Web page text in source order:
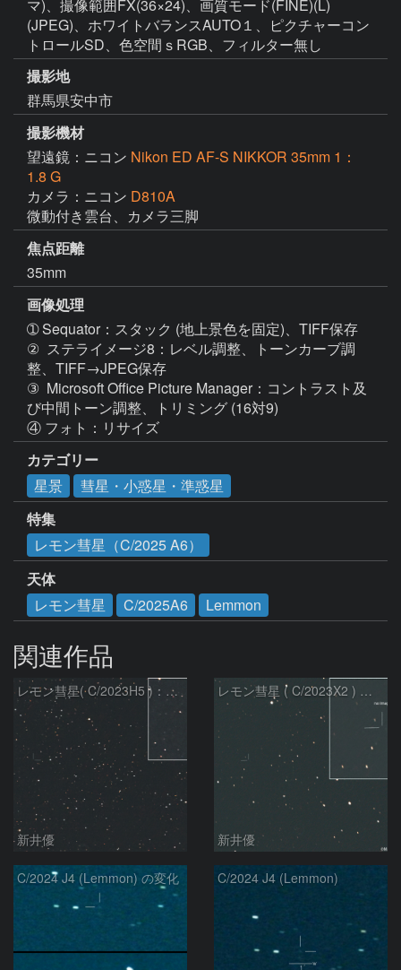
マ)、撮像範囲FX(36×24)、画質モード(FINE)(L)
(JPEG)、ホワイトバランスAUTO１、ピクチャーコン
トロールSD、色空間ｓRGB、フィルター無し
撮影地
群馬県安中市
撮影機材
望遠鏡：ニコン Nikon ED AF-S NIKKOR 35mm 1：
1.8 G
カメラ：ニコン D810A
微動付き雲台、カメラ三脚
焦点距離
35mm
画像処理
➀ Sequator：スタック (地上景色を固定)、TIFF保存
②  ステライメージ8：レベル調整、トーンカーブ調
整、TIFF→JPEG保存
③  Microsoft Office Picture Manager：コントラスト及
び中間トーン調整、トリミング (16対9)
カテゴリー
星景
彗星・小惑星・準惑星
特集
レモン彗星（C/2025 A6）
天体
レモン彗星
C/2025A6 Lemmon
関連作品
レモン彗星( C/2023H5 )：2026/05/20
新井優
レモン彗星 ( C/2023X2 ) の予報位置：2026/05/29
新井優
C/2024 J4 (Lemmon) の変化 C/2024 J4 (Lemmon)